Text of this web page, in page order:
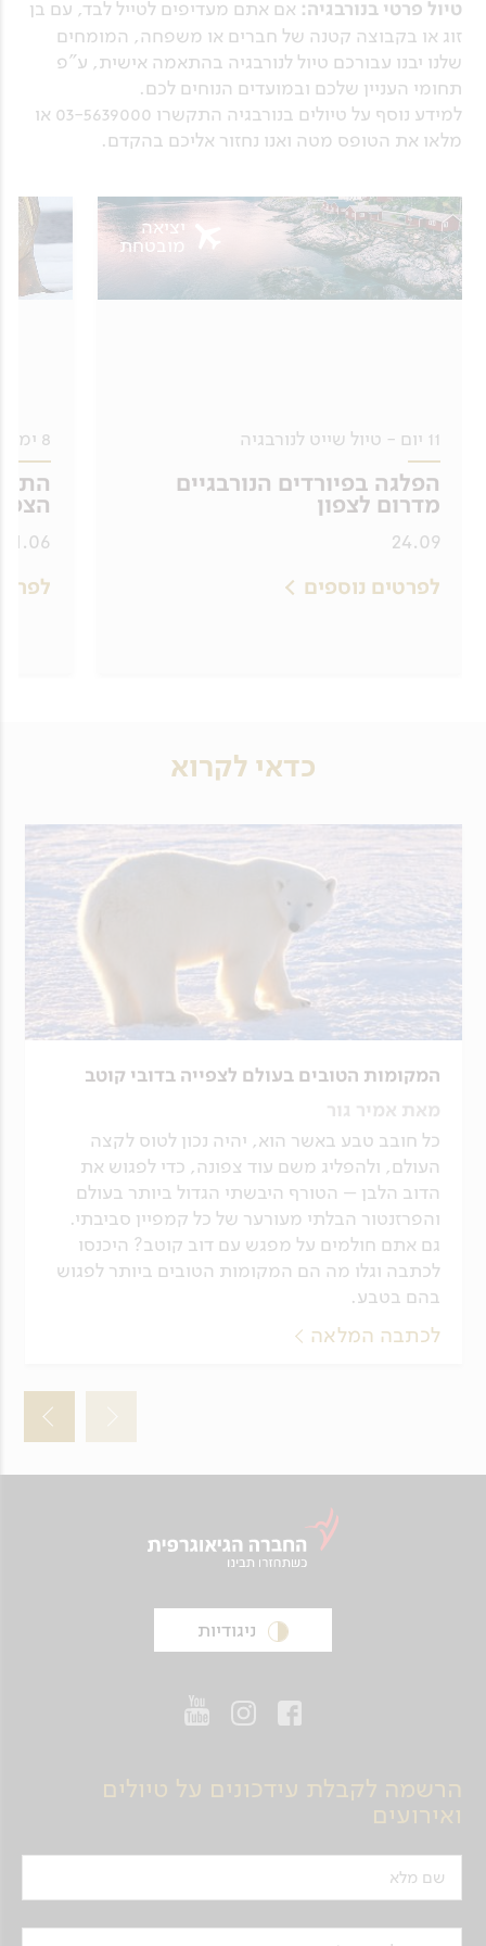
טיול פרטי בנורבגיה: אם אתם מעדיפים לטייל לבד, עם בן
זוג או בקבוצה קטנה של חברים או משפחה, המומחים
שלנו יבנו עבורכם טיול לנורבגיה בהתאמה אישית, ע"פ
תחומי העניין שלכם ובמועדים הנוחים לכם.
למידע נוסף על טיולים בנורבגיה התקשרו 03-5639000 או
מלאו את הטופס מטה ואנו נחזור אליכם בהקדם.
11 יום - טיול שייט לנורבגיה
הפלגה בפיורדים הנורבגיים
מדרום לצפון
24.09
לפרטים נוספים
יציאה
מובטחת
8 ימים - טיול שייט לשפיצברגן
01.06
כדאי לקרוא
המקומות הטובים בעולם לצפייה בדובי קוטב
מאת אמיר גור
כל חובב טבע באשר הוא, יהיה נכון לטוס לקצה
העולם, ולהפליג משם עוד צפונה, כדי לפגוש את
הדוב הלבן – הטורף היבשתי הגדול ביותר בעולם
והפרזנטור הבלתי מעורער של כל קמפיין סביבתי.
גם אתם חולמים על מפגש עם דוב קוטב? היכנסו
לכתבה וגלו מה הם המקומות הטובים ביותר לפגוש
בהם בטבע.
לכתבה המלאה
ניגודיות
הרשמה לקבלת עידכונים על טיולים
ואירועים
שם מלא